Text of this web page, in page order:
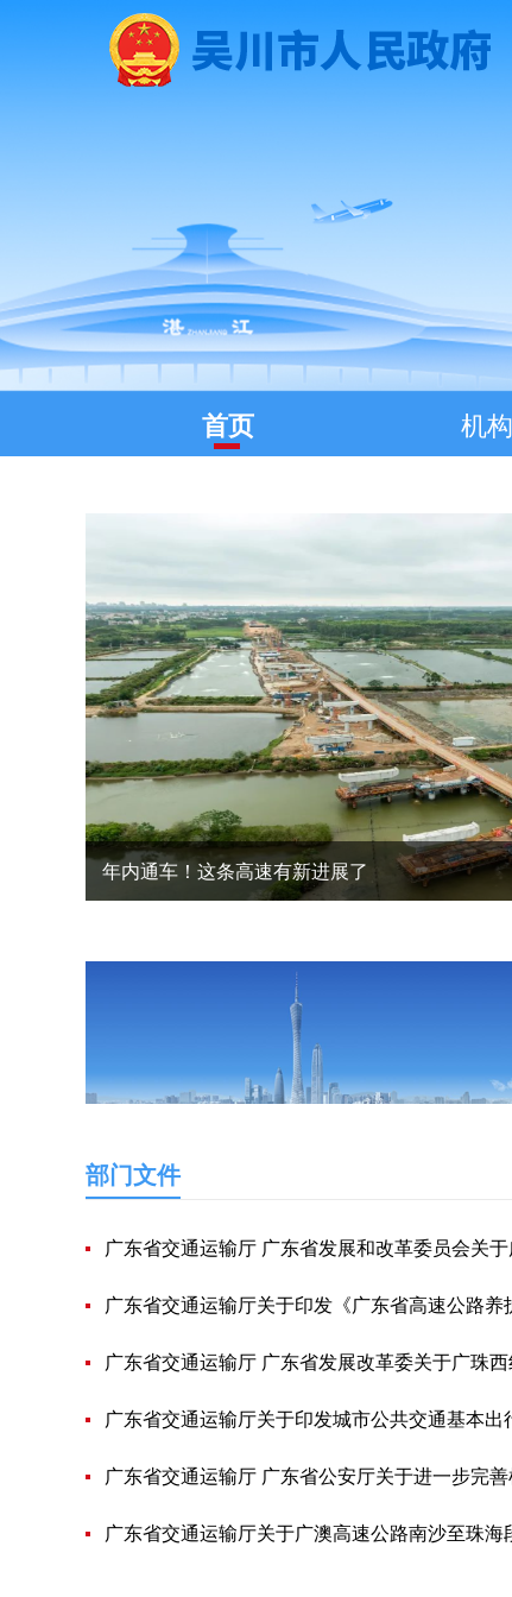
首页 机
年内通车！这条高速有新进展了
部门文件
广东省交通运输厅 广东省发展和改革委员会关于广昆高速公路马安至河口段与肇庆至高
广东省交通运输厅关于印发《广东省高速公路养
广东省交通运输厅 广东省发展改革委关于广珠西线高速公路（二期）北滘东匝道
广东省交通运输厅关于印发城市公共交通基本
广东省交通运输厅 广东省公安厅关于进一步完善机动车
广东省交通运输厅关于广澳高速公路南沙至珠海段改扩建工程设